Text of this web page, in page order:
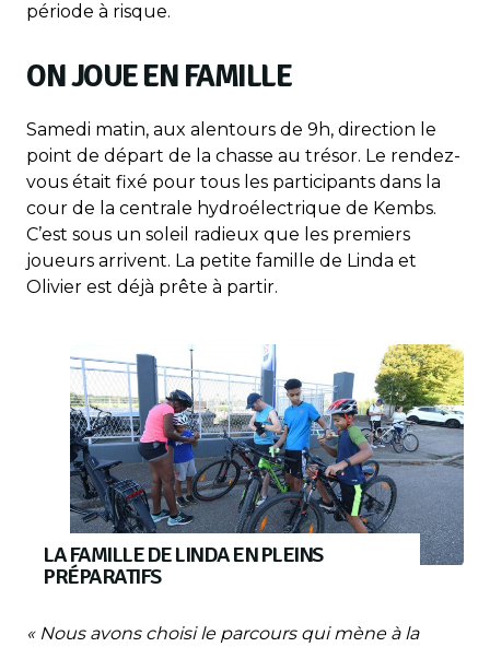
période à risque.
ON JOUE EN FAMILLE
Samedi matin, aux alentours de 9h, direction le
point de départ de la chasse au trésor. Le rendez-
vous était fixé pour tous les participants dans la
cour de la centrale hydroélectrique de Kembs.
C’est sous un soleil radieux que les premiers
joueurs arrivent. La petite famille de Linda et
Olivier est déjà prête à partir.
LA FAMILLE DE LINDA EN PLEINS
PRÉPARATIFS
« Nous avons choisi le parcours qui mène à la